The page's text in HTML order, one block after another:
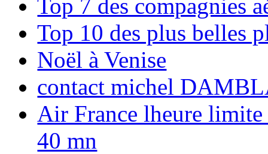
Top 7 des compagnies
Top 10 des plus belles
Noël à Venise
contact michel
Air France lheure limite
40 mn